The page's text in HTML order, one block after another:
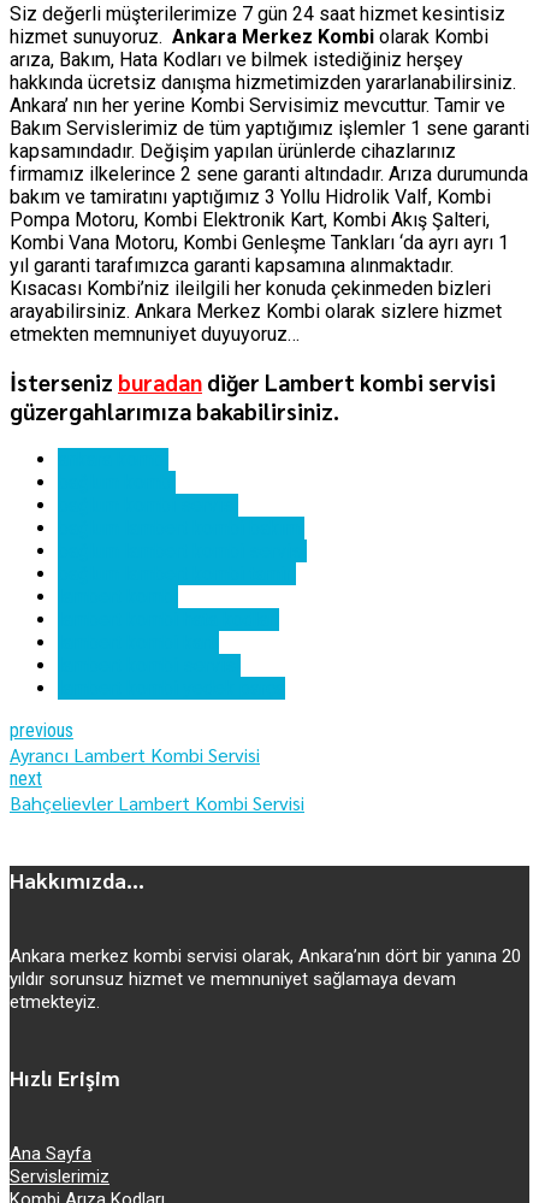
Siz değerli müşterilerimize 7 gün 24 saat hizmet kesintisiz
hizmet sunuyoruz. Ankara Merkez Kombi olarak Kombi
arıza, Bakım, Hata Kodları ve bilmek istediğiniz herşey
hakkında ücretsiz danışma hizmetimizden yararlanabilirsiniz.
Ankara’ nın her yerine Kombi Servisimiz mevcuttur. Tamir ve
Bakım Servislerimiz de tüm yaptığımız işlemler 1 sene garanti
kapsamındadır. Değişim yapılan ürünlerde cihazlarınız
firmamız ilkelerince 2 sene garanti altındadır. Arıza durumunda
bakım ve tamiratını yaptığımız 3 Yollu Hidrolik Valf, Kombi
Pompa Motoru, Kombi Elektronik Kart, Kombi Akış Şalteri,
Kombi Vana Motoru, Kombi Genleşme Tankları ‘da ayrı ayrı 1
yıl garanti tarafımızca garanti kapsamına alınmaktadır.
Kısacası Kombi’niz ileilgili her konuda çekinmeden bizleri
arayabilirsiniz. Ankara Merkez Kombi olarak sizlere hizmet
etmekten memnuniyet duyuyoruz…
İsterseniz buradan diğer Lambert kombi servisi
güzergahlarımıza bakabilirsiniz.
previous
Ayrancı Lambert Kombi Servisi
next
Bahçelievler Lambert Kombi Servisi
Hakkımızda...
Ankara merkez kombi servisi olarak, Ankara’nın dört bir yanına 20
yıldır sorunsuz hizmet ve memnuniyet sağlamaya devam
etmekteyiz.
Hızlı Erişim
Ana Sayfa
Servislerimiz